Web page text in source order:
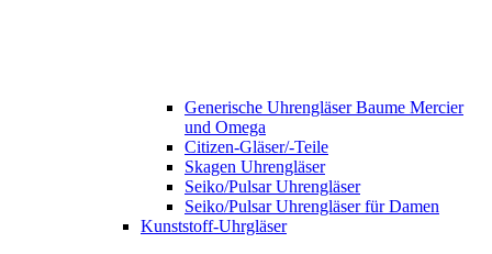
Generische Uhrengläser Baume Mercier
und Omega
Citizen-Gläser/-Teile
Skagen Uhrengläser
Seiko/Pulsar Uhrengläser
Seiko/Pulsar Uhrengläser für Damen
Kunststoff-Uhrgläser